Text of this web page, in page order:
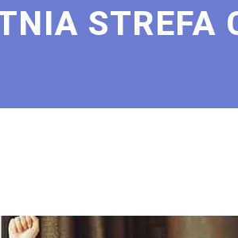
STREFA